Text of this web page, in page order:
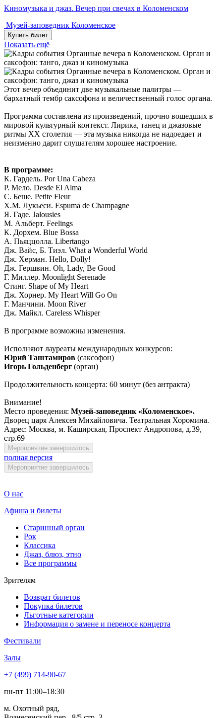
Киномузыка и джаз. Вечер при свечах в Коломенском
Музей-заповедник Коломенское
Купить билет
Показать ещё
Этот вечер объединит две музыкальные палитры —
бархатный тембр саксофона и величественный голос органа.
Программа составлена из произведений, прочно вошедших в
мировой культурный контекст. Лирика, танец и джазовые
ритмы ХХ столетия — эта музыка никогда не надоедает и
неизменно дарит слушателям хорошее настроение.
В программе:
К. Гардель. Por Una Cabeza
Р. Мело. Desde El Alma
С. Беше. Petite Fleur
Х.М. Лукьеси. Espuma de Champagne
Я. Гаде. Jalousies
М. Альберт. Feelings
К. Дорхем. Blue Bossa
А. Пьяццолла. Libertango
Дж. Вайс, Б. Тиэл. What a Wonderful World
Дж. Херман. Hello, Dolly!
Дж. Гершвин. Oh, Lady, Be Good
Г. Миллер. Moonlight Serenade
Стинг. Shape of My Heart
Дж. Хорнер. My Heart Will Go On
Г. Манчини. Moon River
Дж. Майкл. Careless Whisper
В программе возможны изменения.
Исполняют лауреаты международных конкурсов:
Юрий Таштамиров (саксофон)
Игорь Гольденберг (орган)
Продолжительность концерта: 60 минут (без антракта)
Внимание!
Место проведения: Музей-заповедник «Коломенское».
Дворец царя Алексея Михайловича. Театральная Хоромина.
Адрес: Москва, м. Каширская, Проспект Андропова, д.39,
стр.69
Мероприятие завершилось
полная версия
Мероприятие завершилось
О нас
Афиша и билеты
Старинный орган
Рок
Классика
Джаз, блюз, этно
Все программы
Зрителям
Возврат билетов
Покупка билетов
Льготные категории
Информация о замене и переносе концерта
Фестивали
Залы
+7 (499) 714-90-67
пн-пт 11:00–18:30
м. Охотный ряд,